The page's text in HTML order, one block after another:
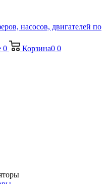
насосов, двигателей по
0 Корзина0 0